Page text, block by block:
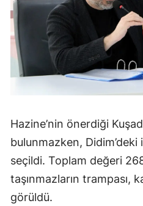
Hazine’nin önerdiği
bulunmazken,
seçildi. Toplam değeri
taşınmazların trampası,
görüldü.